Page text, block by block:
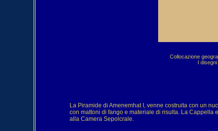
Collocazione
I
La Piramide di Amenemhat I, venne costruita con un
con mattoni di fango e materiale di risulta. La Cappella
alla Camera Sepolcrale.